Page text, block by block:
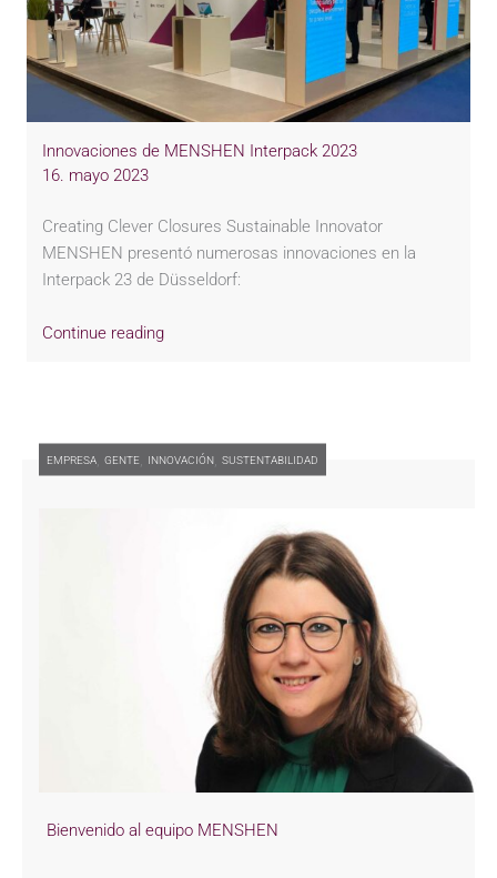
Innovaciones de MENSHEN Interpack 2023
16. mayo 2023
Creating Clever Closures Sustainable Innovator
MENSHEN presentó numerosas innovaciones en la
Interpack 23 de Düsseldorf:
Continue reading
EMPRESA, GENTE, INNOVACIÓN, SUSTENTABILIDAD
Bienvenido al equipo MENSHEN